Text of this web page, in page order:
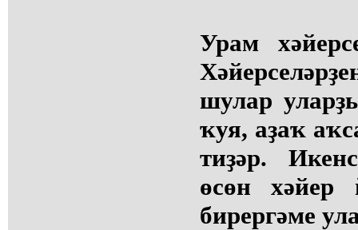
Урам
шулар
ҡуя, аҙаҡ
тиҙәр.
өсөн хәйер
бирергәме